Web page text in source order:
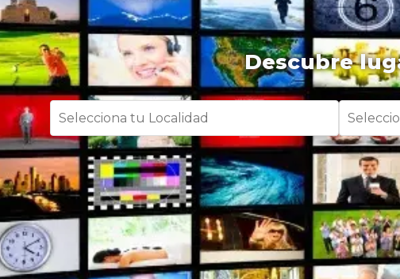
Descubre